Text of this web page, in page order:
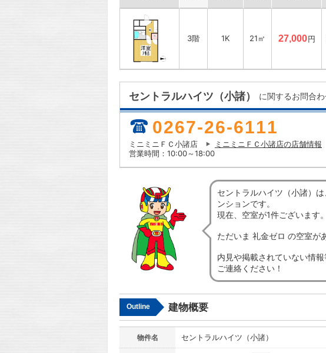
3階 1K 21㎡ 27,000円
セントラルハイツ（小諸） に関するお問合
0267-26-6111
ミニミニＦＣ小諸店
ミニミニＦＣ小諸店の店舗情報
営業時間：10:00～18:00
セントラルハイツ（小諸）
ンションです。
現在、空室が1件ございます。
ただいま 礼金ゼロ の空室が
内見や掲載されていない情
ご連絡ください！
Outline 建物概要
物件名 セントラルハイツ（小諸）